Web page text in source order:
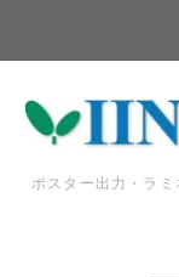
ポスター出力・ラ